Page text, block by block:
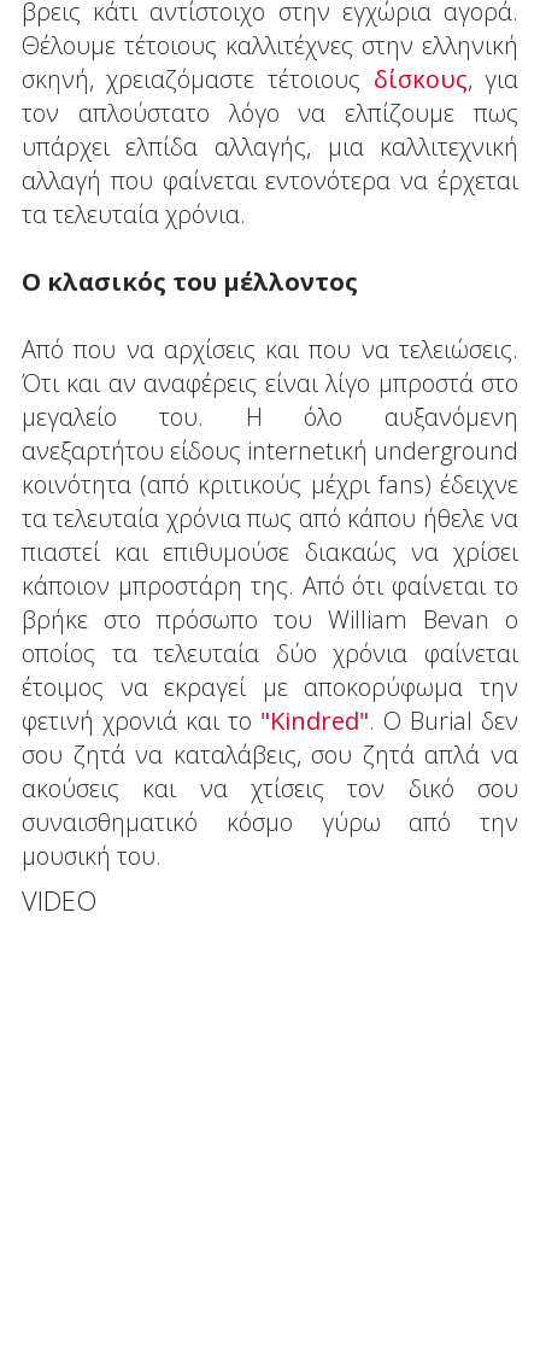
βρεις κάτι αντίστοιχο στην εγχώρια αγορά.
Θέλουμε τέτοιους καλλιτέχνες στην ελληνική
σκηνή, χρειαζόμαστε τέτοιους δίσκους, για
τον απλούστατο λόγο να ελπίζουμε πως
υπάρχει ελπίδα αλλαγής, μια καλλιτεχνική
αλλαγή που φαίνεται εντονότερα να έρχεται
τα τελευταία χρόνια.
Ο κλασικός του μέλλοντος
Από που να αρχίσεις και που να τελειώσεις.
Ότι και αν αναφέρεις είναι λίγο μπροστά στο
μεγαλείο του. Η όλο αυξανόμενη
ανεξαρτήτου είδους internetική underground
κοινότητα (από κριτικούς μέχρι fans) έδειχνε
τα τελευταία χρόνια πως από κάπου ήθελε να
πιαστεί και επιθυμούσε διακαώς να χρίσει
κάποιον μπροστάρη της. Από ότι φαίνεται το
βρήκε στο πρόσωπο του William Bevan ο
οποίος τα τελευταία δύο χρόνια φαίνεται
έτοιμος να εκραγεί με αποκορύφωμα την
φετινή χρονιά και το "Kindred". Ο Burial δεν
σου ζητά να καταλάβεις, σου ζητά απλά να
ακούσεις και να χτίσεις τον δικό σου
συναισθηματικό κόσμο γύρω από την
μουσική του.
VIDEO